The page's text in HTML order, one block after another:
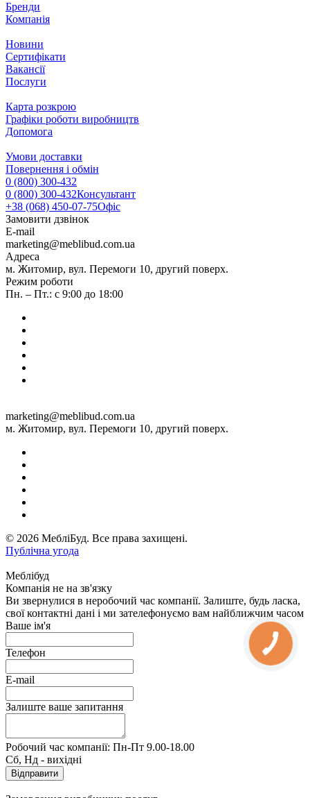
Бренди
Компанія
Новини
Сертифікати
Вакансії
Послуги
Карта розкрою
Графіки роботи виробництв
Допомога
Умови доставки
Повернення і обмін
0 (800) 300-432
0 (800) 300-432Консультант
+38 (068) 450-07-75Офіс
Замовити дзвінок
E-mail
marketing@meblibud.com.ua
Адреса
м. Житомир, вул. Перемоги 10, другий поверх.
Режим роботи
Пн. – Пт.: с 9:00 до 18:00
marketing@meblibud.com.ua
м. Житомир, вул. Перемоги 10, другий поверх.
© 2026 МебліБуд. Все права захищені.
Публічна угода
Меблібуд
Компанія не на зв'язку
Ви звернулися в неробочий час компанії. Залиште, будь ласка,
свої контактні дані і ми зателефонуємо вам найближчим часом
Ваше ім'я
Телефон
E-mail
Залиште ваше запитання
Робочий час компанії: Пн-Пт 9.00-18.00
Сб, Нд - вихідні